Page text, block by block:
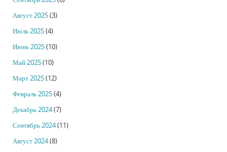
Август 2025(3)
Июль 2025(4)
Июнь 2025(10)
Май 2025(10)
Март 2025(12)
Февраль 2025(4)
Декабрь 2024(7)
Сентябрь 2024(11)
Август 2024(8)